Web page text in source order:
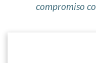
compromiso